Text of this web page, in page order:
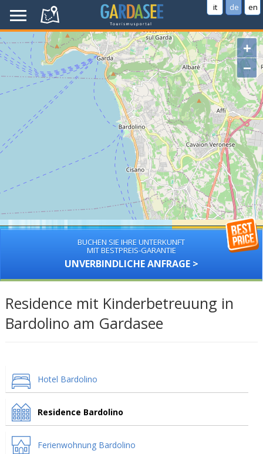
it de en
+
−
BUCHEN SIE IHRE UNTERKUNFT
MIT BESTPREIS-GARANTIE
UNVERBINDLICHE ANFRAGE >
Residence mit Kinderbetreuung in
Bardolino am Gardasee
Hotel Bardolino
Residence Bardolino
Ferienwohnung Bardolino